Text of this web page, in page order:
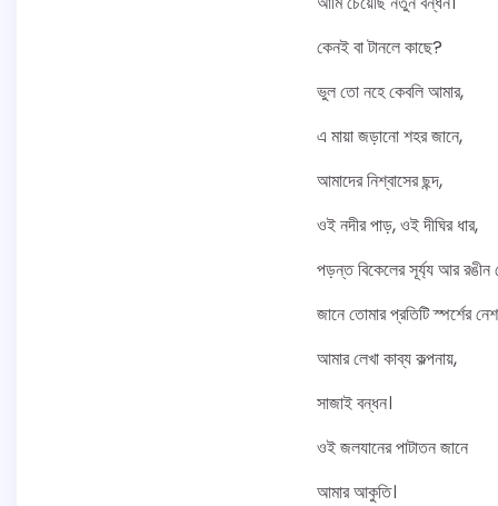
কেনই বা টানলে কাছে?
ভুল তো নহে কেবলি আমার,
এ মায়া জড়ানো শহর জানে,
আমাদের নিশ্বাসের ছন্দ,
ওই নদীর পাড়, ওই দীঘির ধার,
পড়ন্ত বিকেলের সূর্য্য আর রঙীন
জানে তোমার প্রতিটি স্পর্শের
আমার লেখা কাব্য কল্পনায়,
সাজাই বন্ধন।
ওই জলযানের পাটাতন জানে
আমার আকুতি।